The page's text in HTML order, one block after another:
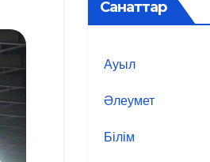
Санаттар
Ауыл
Әлеумет
Білім